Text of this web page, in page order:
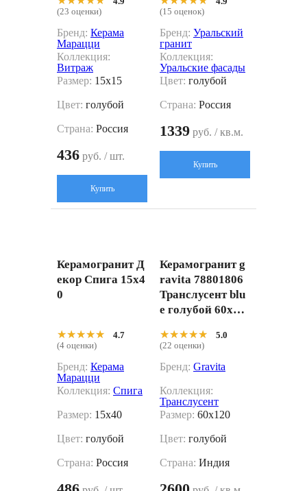
(23 оценки)
Бренд: Керама
Марацци
Коллекция:
Витраж
Размер: 15x15
Цвет: голубой
Страна: Россия
436 руб. / шт.
Купить
(15 оценок)
Бренд: Уральский
гранит
Коллекция:
Уральские фасады
Цвет: голубой
Страна: Россия
1339 руб. / кв.м.
Купить
Керамогранит Д
екор Спига 15x4
0
★★★★★
★★★★★
4.7
(4 оценки)
Бренд: Керама
Марацци
Коллекция: Спига
Размер: 15x40
Цвет: голубой
Страна: Россия
Керамогранит g
ravita 78801806
Транслусент blu
e голубой 60x12
★★★★★
★★★★★
5.0
(22 оценки)
Бренд: Gravita
Коллекция:
Транслусент
Размер: 60x120
Цвет: голубой
Страна: Индия